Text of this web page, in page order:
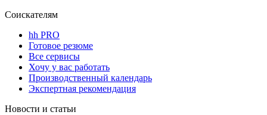
Соискателям
hh PRO
Готовое резюме
Все сервисы
Хочу у вас работать
Производственный календарь
Экспертная рекомендация
Новости и статьи